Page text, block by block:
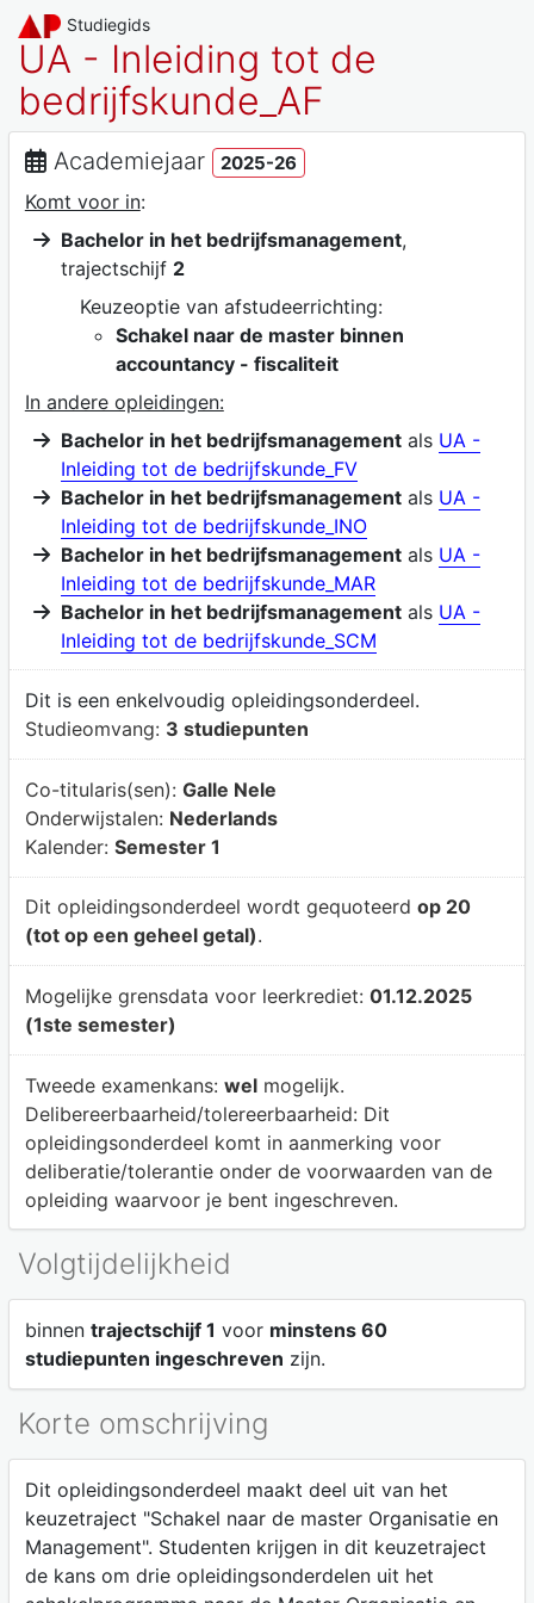
Studiegids
UA - Inleiding tot de
bedrijfskunde_AF
Academiejaar 2025-26
Komt voor in:
Bachelor in het bedrijfsmanagement,
trajectschijf 2
Keuzeoptie van afstudeerrichting:
Schakel naar de master binnen
accountancy - fiscaliteit
In andere opleidingen:
Bachelor in het bedrijfsmanagementals UA -
Inleiding tot de bedrijfskunde_FV
Bachelor in het bedrijfsmanagementals UA -
Inleiding tot de bedrijfskunde_INO
Bachelor in het bedrijfsmanagementals UA -
Inleiding tot de bedrijfskunde_MAR
Bachelor in het bedrijfsmanagementals UA -
Inleiding tot de bedrijfskunde_SCM
Dit is een enkelvoudig opleidingsonderdeel.
Studieomvang: 3 studiepunten
Co-titularis(sen): Galle Nele
Onderwijstalen: Nederlands
Kalender: Semester 1
Dit opleidingsonderdeel wordt gequoteerd op 20
(tot op een geheel getal).
Mogelijke grensdata voor leerkrediet: 01.12.2025
(1ste semester)
Tweede examenkans: welmogelijk.
Delibereerbaarheid/tolereerbaarheid: Dit
opleidingsonderdeel komt in aanmerking voor
deliberatie/tolerantie onder de voorwaarden van de
opleiding waarvoor je bent ingeschreven.
Volgtijdelijkheid
binnen trajectschijf 1 voor minstens 60
studiepunten ingeschreven zijn.
Korte omschrijving
Dit opleidingsonderdeel maakt deel uit van het
keuzetraject "Schakel naar de master Organisatie en
Management". Studenten krijgen in dit keuzetraject
de kans om drie opleidingsonderdelen uit het